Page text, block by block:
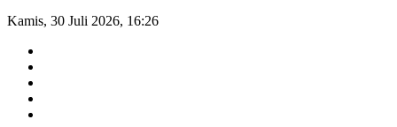
Kamis, 30 Juli 2026, 16:26